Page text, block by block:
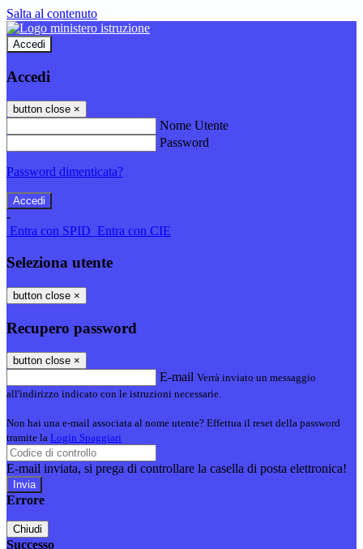
Salta al contenuto
Accedi
Accedi
button close ×
Nome Utente
Password
Password dimenticata?
-
Entra con SPID Entra con CIE
Seleziona utente
button close ×
Recupero password
button close ×
E-mail Verrà inviato un messaggio
all'indirizzo indicato con le istruzioni necessarie.
Non hai una e-mail associata al nome utente? Effettua il reset della password
tramite la Login Spaggiari
E-mail inviata, si prega di controllare la casella di posta elettronica!
Errore
Chiudi
Successo